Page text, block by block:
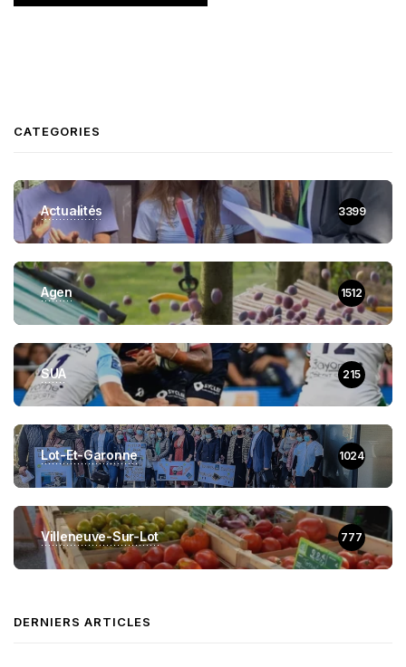
CATEGORIES
Actualités 3399
Agen 1512
SUA 215
Lot-Et-Garonne 1024
Villeneuve-Sur-Lot 777
DERNIERS ARTICLES